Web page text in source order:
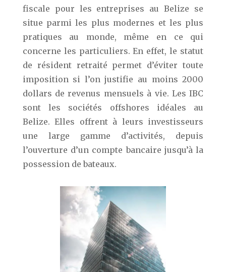
fiscale pour les entreprises au Belize se
situe parmi les plus modernes et les plus
pratiques au monde, même en ce qui
concerne les particuliers. En effet, le statut
de résident retraité permet d’éviter toute
imposition si l’on justifie au moins 2000
dollars de revenus mensuels à vie. Les IBC
sont les sociétés offshores idéales au
Belize. Elles offrent à leurs investisseurs
une large gamme d’activités, depuis
l’ouverture d’un compte bancaire jusqu’à la
possession de bateaux.